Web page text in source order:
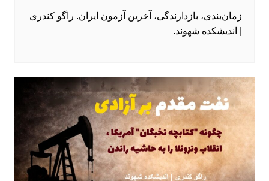
زمان‌بندی، بازدارندگی، آخرین آزمون ایران. راگو کندری
| اندیشکده شهوند.